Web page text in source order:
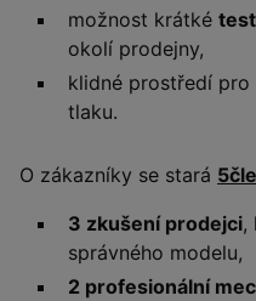
možnost krátké
okolí prodejny,
klidné prostředí
tlaku.
O zákazníky se stará
3 zkušení prodejci,
správného modelu,
2 profesionální